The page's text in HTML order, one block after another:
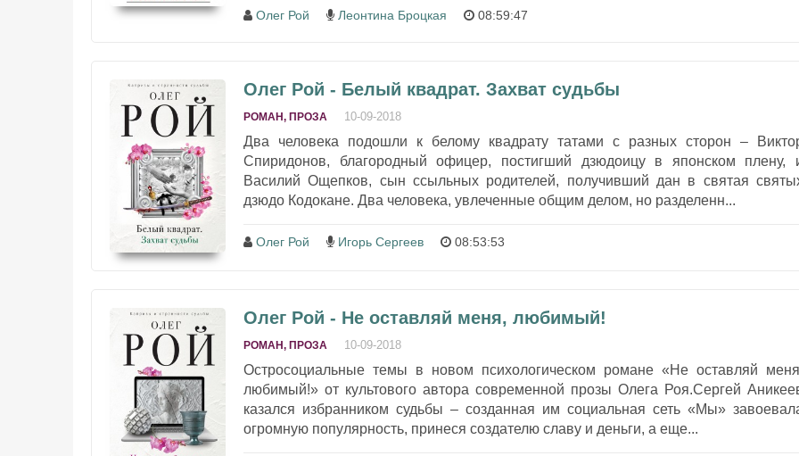
Олег Рой Леонтина Броцкая 08:59:47
Олег Рой - Белый квадрат. Захват судьбы
РОМАН, ПРОЗА 10-09-2018
Два человека подошли к белому квадрату татами с разных сторон –
Спиридонов, благородный офицер, постигший дзюдоицу в японском плену,
Василий Ощепков, сын ссыльных родителей, получивший дан в святая
дзюдо Кодокане. Два человека, увлеченные общим делом, но разделенн...
Олег Рой Игорь Сергеев 08:53:53
Олег Рой - Не оставляй меня, любимый!
РОМАН, ПРОЗА 10-09-2018
Остросоциальные темы в новом психологическом романе «Не оставляй
любимый!» от культового автора современной прозы Олега Роя.Сергей
казался избранником судьбы – созданная им социальная сеть «Мы»
огромную популярность, принеся создателю славу и деньги, а еще...